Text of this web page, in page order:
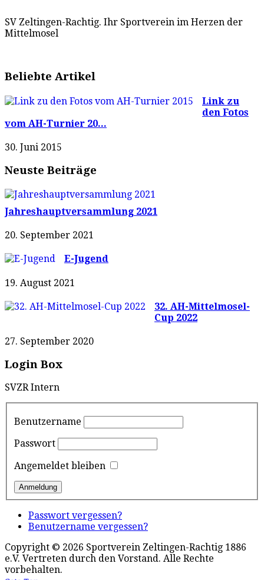
SV Zeltingen-Rachtig. Ihr Sportverein im Herzen der
Mittelmosel
Beliebte Artikel
Link zu
den Fotos
vom AH-Turnier 20...
30. Juni 2015
Neuste Beiträge
Jahreshauptversammlung 2021
20. September 2021
E-Jugend
19. August 2021
32. AH-Mittelmosel-
Cup 2022
27. September 2020
Login Box
SVZR Intern
Benutzername
Passwort
Angemeldet bleiben
Passwort vergessen?
Benutzername vergessen?
Copyright © 2026 Sportverein Zeltingen-Rachtig 1886
e.V. Vertreten durch den Vorstand. Alle Rechte
vorbehalten.